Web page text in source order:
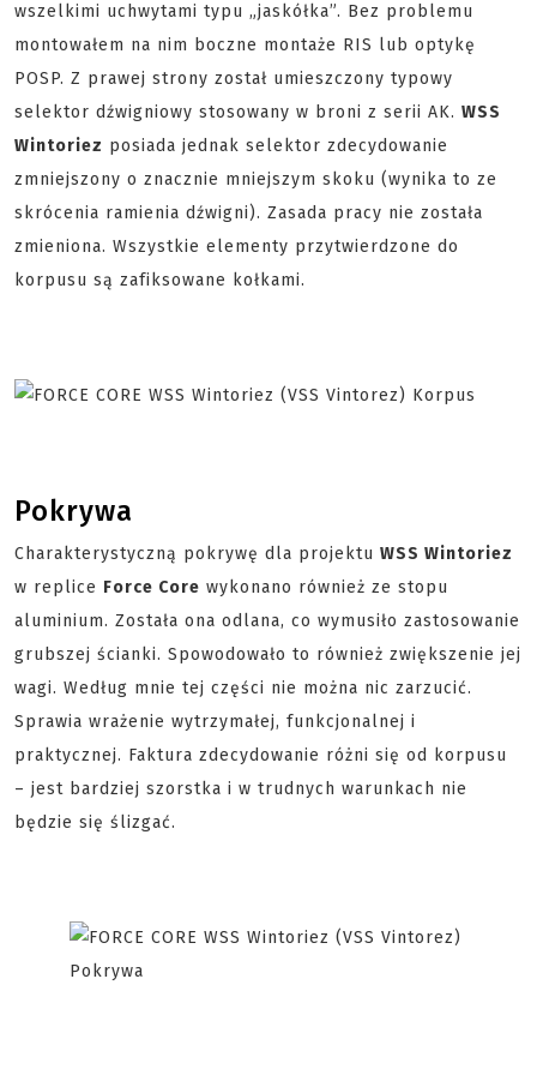
wszelkimi uchwytami typu „jaskółka”. Bez problemu
montowałem na nim boczne montaże RIS lub optykę
POSP. Z prawej strony został umieszczony typowy
selektor dźwigniowy stosowany w broni z serii AK. WSS
Wintoriez posiada jednak selektor zdecydowanie
zmniejszony o znacznie mniejszym skoku (wynika to ze
skrócenia ramienia dźwigni). Zasada pracy nie została
zmieniona. Wszystkie elementy przytwierdzone do
korpusu są zafiksowane kołkami.
Pokrywa
Charakterystyczną pokrywę dla projektu WSS Wintoriez
w replice Force Core wykonano również ze stopu
aluminium. Została ona odlana, co wymusiło zastosowanie
grubszej ścianki. Spowodowało to również zwiększenie jej
wagi. Według mnie tej części nie można nic zarzucić.
Sprawia wrażenie wytrzymałej, funkcjonalnej i
praktycznej. Faktura zdecydowanie różni się od korpusu
– jest bardziej szorstka i w trudnych warunkach nie
będzie się ślizgać.